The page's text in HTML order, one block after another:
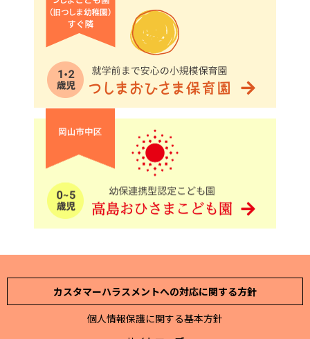
カスタマーハラスメントへの対応に関する方針
個人情報保護に関する基本方針